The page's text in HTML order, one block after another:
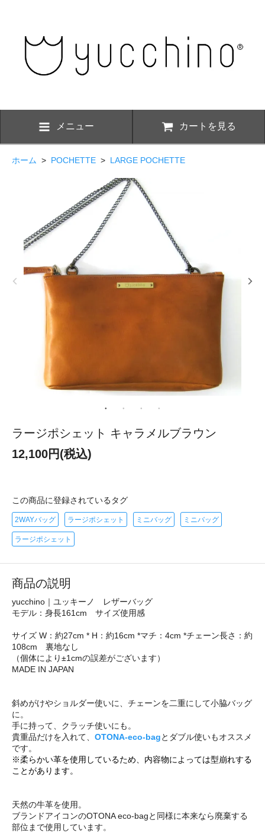
メニュー カートを見る
ホーム > POCHETTE > LARGE POCHETTE
ラージポシェット キャラメルブラウン
12,100円(税込)
この商品に登録されているタグ
2WAYバッグ ラージポシェット ミニバッグ ミニバッグ
ラージポシェット
商品の説明
yucchino｜ユッキーノ レザーバッグ
モデル：身長161cm サイズ使用感
サイズ W：約27cm * H：約16cm *マチ：4cm *チェーン長さ：約
108cm 裏地なし
（個体により±1cmの誤差がございます）
MADE IN JAPAN
斜めがけやショルダー使いに、チェーンを二重にして小脇バッグ
に。
手に持って、クラッチ使いにも。
貴重品だけを入れて、 OTONA-eco-bagとダブル使いもオススメ
です。
※柔らかい革を使用しているため、内容物によっては型崩れする
ことがあります。
天然の牛革を使用。
ブランドアイコンのOTONA eco-bagと同様に本来なら廃棄する
部位まで使用しています。